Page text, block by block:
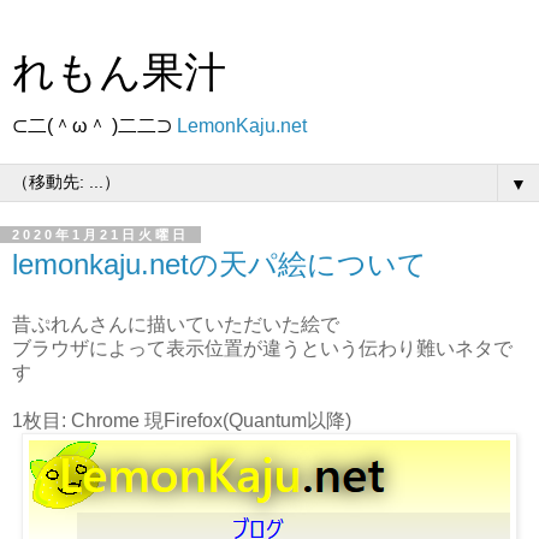
れもん果汁
⊂二(＾ω＾ )二二⊃ LemonKaju.net
▼
2020年1月21日火曜日
lemonkaju.netの天パ絵について
昔ぷれんさんに描いていただいた絵で
ブラウザによって表示位置が違うという伝わり難いネタで
す
1枚目: Chrome 現Firefox(Quantum以降)